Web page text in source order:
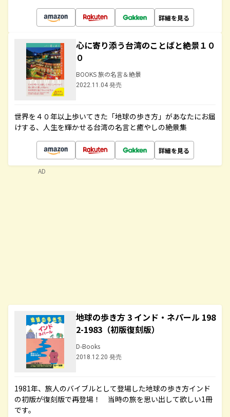
詳細を見る
心に寄り添う台湾のことばと絶景１０
０
BOOKS 旅の名言＆絶景
2022.11.04 発売
世界を４０年以上歩いてきた「地球の歩き方」があなたにお届
けする、人生を輝かせる台湾の名言と癒やしの絶景集
詳細を見る
地球の歩き方 3 インド・ネパール 198
2-1983（初版復刻版）
D-Books
2018.12.20 発売
1981年、旅人のバイブルとして登場した地球の歩き方インド
の初版が復刻版で再登場！ 当時の旅を思い出して欲しい1冊
です。
AD